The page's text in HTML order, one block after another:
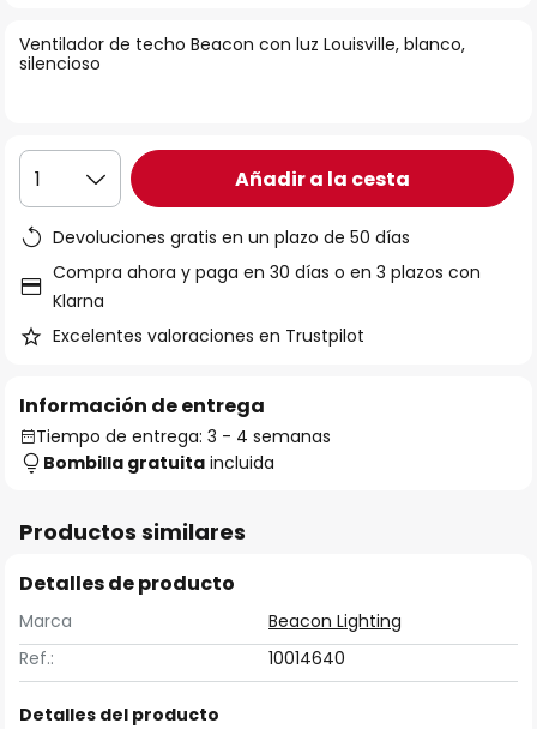
galería
de
Ventilador de techo Beacon con luz Louisville, blanco,
silencioso
1 Añadir a la cesta
Devoluciones gratis en un plazo de 50 días
Compra ahora y paga en 30 días o en 3 plazos con
Klarna
Excelentes valoraciones en Trustpilot
Información de entrega
Tiempo de entrega: 3 - 4 semanas
Bombilla gratuita incluida
Productos similares
Detalles de producto
Marca
Beacon Lighting
Ref.:
10014640
Detalles del producto